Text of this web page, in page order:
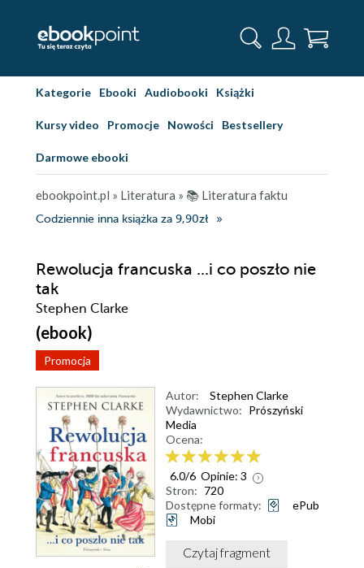
Kategorie Ebooki Audiobooki Książki
Kursy video Promocje Nowości Bestsellery
Darmowe ebooki
ebookpoint.pl » Literatura » 📚 Literatura faktu
Codziennie inna książka za 9,90zł
Rewolucja francuska ...i co poszło nie
tak
Stephen Clarke
(ebook)
Promocja
Autor:
Stephen Clarke
Wydawnictwo: Prószyński
Media
Ocena:
6.0/6 Opinie: 3
Stron: 720
Dostępne formaty:
ePub
Mobi
Czytaj fragment